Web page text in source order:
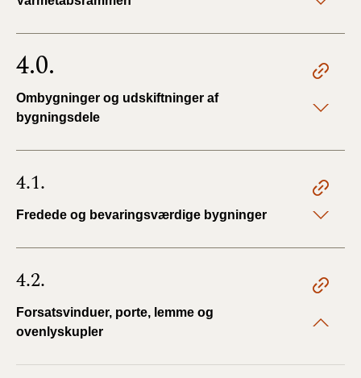
4.0.
Ombygninger og udskiftninger af
bygningsdele
4.1.
Fredede og bevaringsværdige bygninger
4.2.
Forsatsvinduer, porte, lemme og
ovenlyskupler